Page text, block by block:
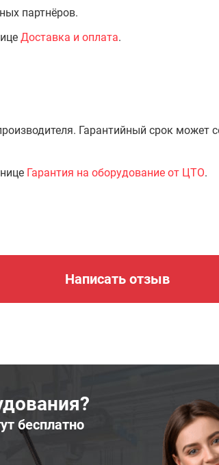
партнёров.
Доставка и оплата.
Гарантийный срок может
Гарантия на оборудование от ЦТО.
Написать отзыв
бесплатно